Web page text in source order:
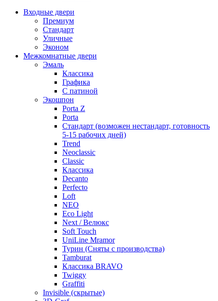
Входные двери
Премиум
Стандарт
Уличные
Эконом
Межкомнатные двери
Эмаль
Классика
Графика
С патиной
Экошпон
Porta Z
Porta
Стандарт (возможен нестандарт, готовность
5-15 рабочих дней)
Trend
Neoclassic
Classic
Классика
Decanto
Perfecto
Loft
NEO
Eco Light
Next / Велюкс
Soft Touch
UniLine Mramor
Турин (Сняты с производства)
Tamburat
Классика BRAVO
Twiggy
Graffiti
Invisible (скрытые)